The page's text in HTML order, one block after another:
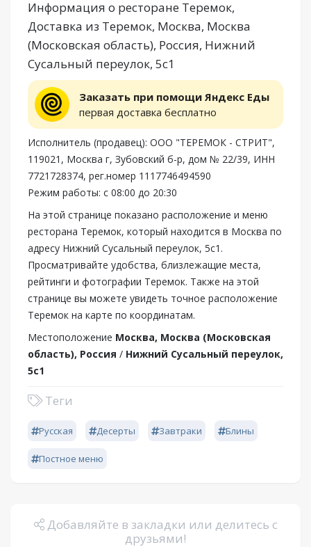
Информация о ресторане Теремок,
Доставка из Теремок, Москва, Москва
(Московская область), Россия, Нижний
Сусальный переулок, 5с1
Заказать при помощи Яндекс Еды
первая доставка бесплатно
Исполнитель (продавец): ООО "ТЕРЕМОК - СТРИТ",
119021, Москва г, Зубовский б-р, дом № 22/39, ИНН
7721728374, рег.номер 1117746494590
Режим работы: с 08:00 до 20:30
На этой странице показано расположение и меню
ресторана Теремок, который находится в Москва по
адресу Нижний Сусальный переулок, 5с1.
Просматривайте удобства, близлежащие места,
рейтинги и фотографии Теремок. Также на этой
странице вы можете увидеть точное расположение
Теремок на карте по координатам.
Местоположение Москва, Москва (Московская
область), Россия / Нижний Сусальный переулок,
5с1
Теги
Русская Десерты Завтраки Блины
Постное меню
Добавляйте в закладки или делитесь с
друзьями!